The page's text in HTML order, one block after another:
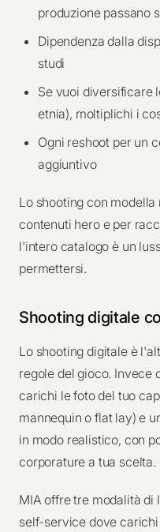
produzione passano
Dipendenza dalla
studi
Se vuoi diversificare
etnia), moltiplichi i
Ogni reshoot per un
aggiuntivo
Lo shooting con
contenuti hero e per
l'intero catalogo è un
permettersi.
Shooting digitale
Lo shooting digitale è
regole del gioco. Invece
carichi le foto del tuo
mannequin o flat lay) e
in modo realistico, con
corporature a tua scelta.
MIA offre tre modalità di
self-service dove